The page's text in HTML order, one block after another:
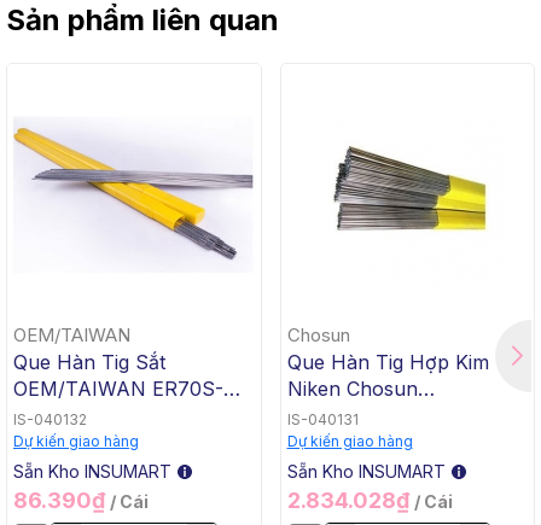
Sản phẩm liên quan
OEM/TAIWAN
Que Hàn Tig Sắt
OEM/TAIWAN ER70S-G
TG-50, 1.6x1000mm, 5 Kg
/ Hộp, 20 Kg / Thùng
IS-040132
Dự kiến giao hàng
Sẵn Kho INSUMART
86.390₫ / Cái
Chosun
Que Hàn Tig Hợp Kim
Niken Chosun
ERNiCrMo-3 TGC-625,
2.4x1000mm, 5 Kg / Hộp,
20 Kg / Thùng
IS-040131
Dự kiến giao hàng
Sẵn Kho INSUMART
2.834.028₫ / Cái